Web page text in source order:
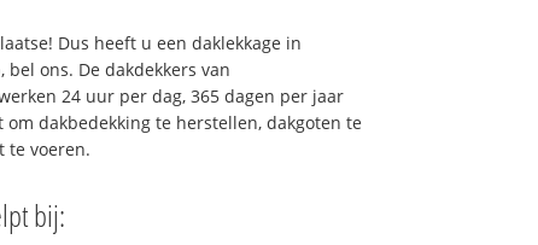
Dus heeft u een daklekkage in
ons. De dakdekkers van
24 uur per dag, 365 dagen per jaar
dakbedekking te herstellen, dakgoten te
te voeren.
bij: